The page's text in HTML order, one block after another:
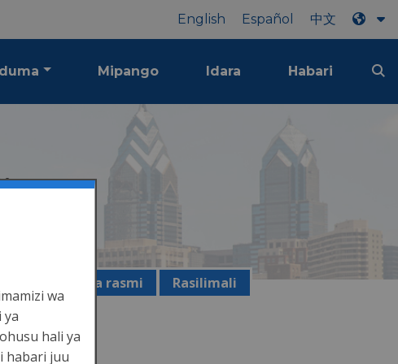
English Español 中文
Mipango Idara Habari
Taarifa rasmi Rasilimali
wa
ya
hali ya
habari juu